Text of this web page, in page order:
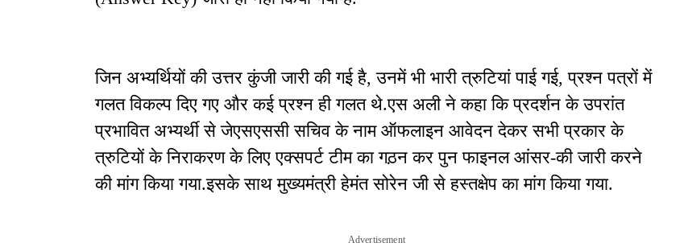
जिन अभ्यर्थियों की उत्तर कुंजी जारी की गई है, उनमें भी भारी त्रुटियां पाई गई, प्रश्न पत्रों में
गलत विकल्प दिए गए और कई प्रश्न ही गलत थे.एस अली ने कहा कि प्रदर्शन के उपरांत
प्रभावित अभ्यर्थी से जेएसएससी सचिव के नाम ऑफलाइन आवेदन देकर सभी प्रकार के
त्रुटियों के निराकरण के लिए एक्सपर्ट टीम का गठ़न कर पुन फाइनल आंसर-की जारी करने
की मांग किया गया.इसके साथ मुख्यमंत्री हेमंत सोरेन जी से हस्तक्षेप का मांग किया गया.
Advertisement